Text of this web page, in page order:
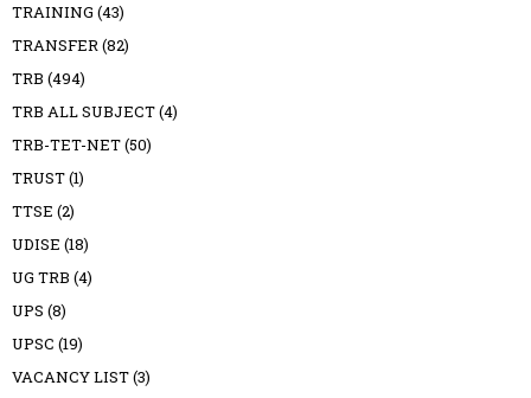
TRAINING (43)
TRANSFER(82)
TRB (494)
TRB ALL SUBJECT(4)
TRB-TET-NET(50)
TRUST(1)
TTSE (2)
UDISE (18)
UG TRB (4)
UPS (8)
UPSC (19)
VACANCY LIST(3)